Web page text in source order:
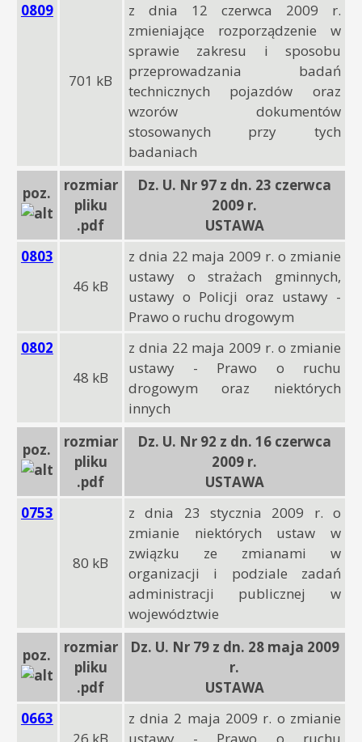
0809
701 kB
z dnia 12 czerwca 2009 r.
zmieniające rozporządzenie w
sprawie zakresu i sposobu
przeprowadzania badań
technicznych pojazdów oraz
wzorów dokumentów
stosowanych przy tych
badaniach
poz.
rozmiar
pliku
.pdf
Dz. U. Nr 97 z dn. 23 czerwca
2009 r.
USTAWA
0803
46 kB
z dnia 22 maja 2009 r. o zmianie
ustawy o strażach gminnych,
ustawy o Policji oraz ustawy -
Prawo o ruchu drogowym
0802
48 kB
z dnia 22 maja 2009 r. o zmianie
ustawy - Prawo o ruchu
drogowym oraz niektórych
innych
poz.
rozmiar
pliku
.pdf
Dz. U. Nr 92 z dn. 16 czerwca
2009 r.
USTAWA
0753
80 kB
z dnia 23 stycznia 2009 r. o
zmianie niektórych ustaw w
związku ze zmianami w
organizacji i podziale zadań
administracji publicznej w
województwie
poz.
rozmiar
pliku
.pdf
Dz. U. Nr 79 z dn. 28 maja 2009
r.
USTAWA
0663
z dnia 2 maja 2009 r. o zmianie